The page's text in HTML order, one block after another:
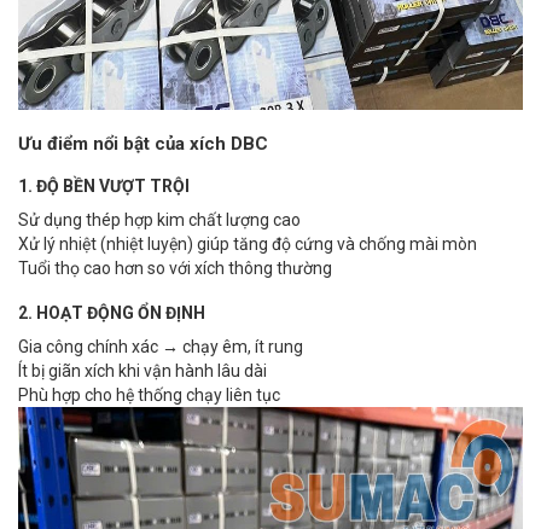
Ưu điểm nổi bật của xích DBC
1. ĐỘ BỀN VƯỢT TRỘI
Sử dụng thép hợp kim chất lượng cao
Xử lý nhiệt (nhiệt luyện) giúp tăng độ cứng và chống mài mòn
Tuổi thọ cao hơn so với xích thông thường
2. HOẠT ĐỘNG ỔN ĐỊNH
Gia công chính xác → chạy êm, ít rung
Ít bị giãn xích khi vận hành lâu dài
Phù hợp cho hệ thống chạy liên tục